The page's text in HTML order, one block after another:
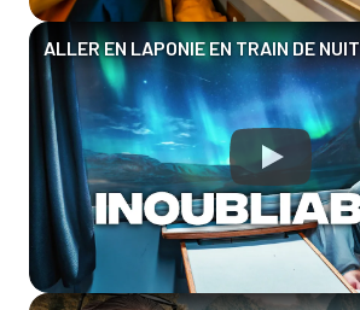
ALLER EN LAPONIE EN TRAIN DE NUIT